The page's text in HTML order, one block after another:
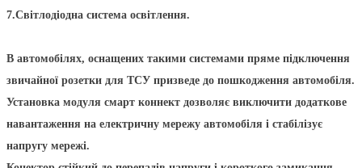
7.Світлодіодна система освітлення.
В автомобілях, оснащених такими системами пряме підключення
звичайної розетки для ТСУ призведе до пошкодження автомобіля.
Установка модуля смарт коннект дозволяє виключити додаткове
навантаження на електричну мережу автомобіля і стабілізує
напругу мережі.